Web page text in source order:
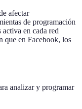
afectar
de programación
activa en cada red
que en Facebook, los
analizar y programar